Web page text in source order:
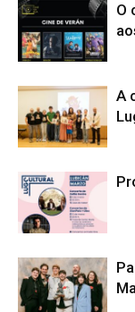
O
A